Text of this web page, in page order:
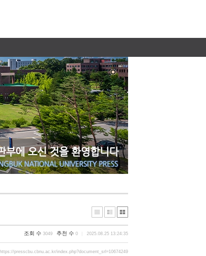
조회 수 3049 추천 수 0 2025.08.25 13:24:35
https://presscbu.cbnu.ac.kr/index.php?document_srl=10674249